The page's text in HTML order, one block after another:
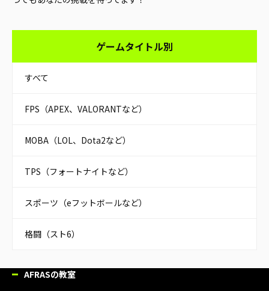
ゲームタイトル別
すべて
FPS（APEX、VALORANTなど）
MOBA（LOL、Dota2など）
TPS（フォートナイトなど）
スポーツ（eフットボールなど）
格闘（スト6）
AFRASの教室